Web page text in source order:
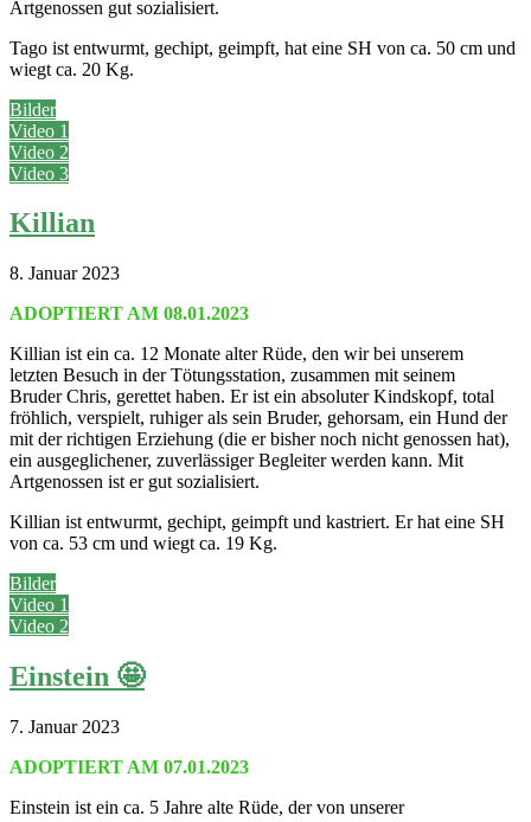
Artgenossen gut sozialisiert.
Tago ist entwurmt, gechipt, geimpft, hat eine SH von ca. 50 cm und
wiegt ca. 20 Kg.
Bilder
Video 1
Video 2
Video 3
Killian
8. Januar 2023
ADOPTIERT AM 08.01.2023
Killian ist ein ca. 12 Monate alter Rüde, den wir bei unserem
letzten Besuch in der Tötungsstation, zusammen mit seinem
Bruder Chris, gerettet haben. Er ist ein absoluter Kindskopf, total
fröhlich, verspielt, ruhiger als sein Bruder, gehorsam, ein Hund der
mit der richtigen Erziehung (die er bisher noch nicht genossen hat),
ein ausgeglichener, zuverlässiger Begleiter werden kann. Mit
Artgenossen ist er gut sozialisiert.
Killian ist entwurmt, gechipt, geimpft und kastriert. Er hat eine SH
von ca. 53 cm und wiegt ca. 19 Kg.
Bilder
Video 1
Video 2
Einstein 🤩
7. Januar 2023
ADOPTIERT AM 07.01.2023
Einstein ist ein ca. 5 Jahre alte Rüde, der von unserer